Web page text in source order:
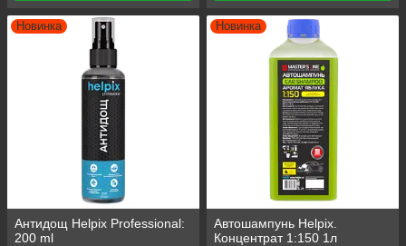
Новинка
Антидощ Helpix Professional:
200 ml
Новинка
Автошампунь Helpix.
Концентрат 1:150 1л